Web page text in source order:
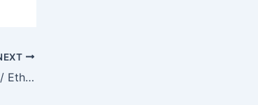
BE / Benedict / Ethyl / Flori / MXM – Under Development EP